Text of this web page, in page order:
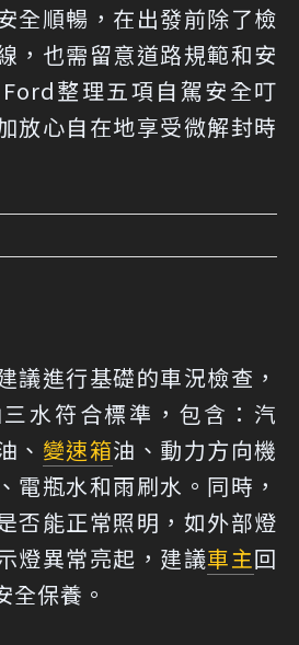
全順暢，在出發前除了檢
，也需留意道路規範和安
整理五項自駕安全叮
放心自在地享受微解封時
議進行基礎的車況檢查，
水符合標準，包含：汽
、 變速箱油、動力方向機
電瓶水和雨刷水。同時，
否能正常照明，如外部燈
燈異常亮起，建議車主回
全保養。